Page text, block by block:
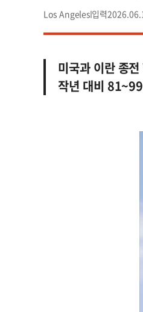
Los Angeles
미국과 이란 종
작년 대비